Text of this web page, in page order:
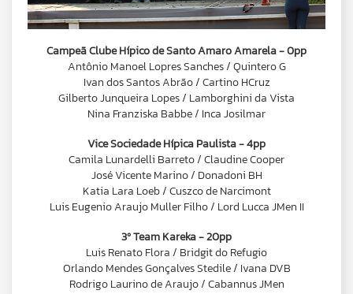
Campeã Clube Hípico de Santo Amaro Amarela - 0pp
Antônio Manoel Lopres Sanches / Quintero G
Ivan dos Santos Abrão / Cartino HCruz
Gilberto Junqueira Lopes / Lamborghini da Vista
Nina Franziska Babbe / Inca Josilmar
Vice Sociedade Hípica Paulista - 4pp
Camila Lunardelli Barreto / Claudine Cooper
José Vicente Marino / Donadoni BH
Katia Lara Loeb / Cuszco de Narcimont
Luis Eugenio Araujo Muller Filho / Lord Lucca JMen II
3º Team Kareka - 20pp
Luis Renato Flora / Bridgit do Refugio
Orlando Mendes Gonçalves Stedile / Ivana DVB
Rodrigo Laurino de Araujo / Cabannus JMen